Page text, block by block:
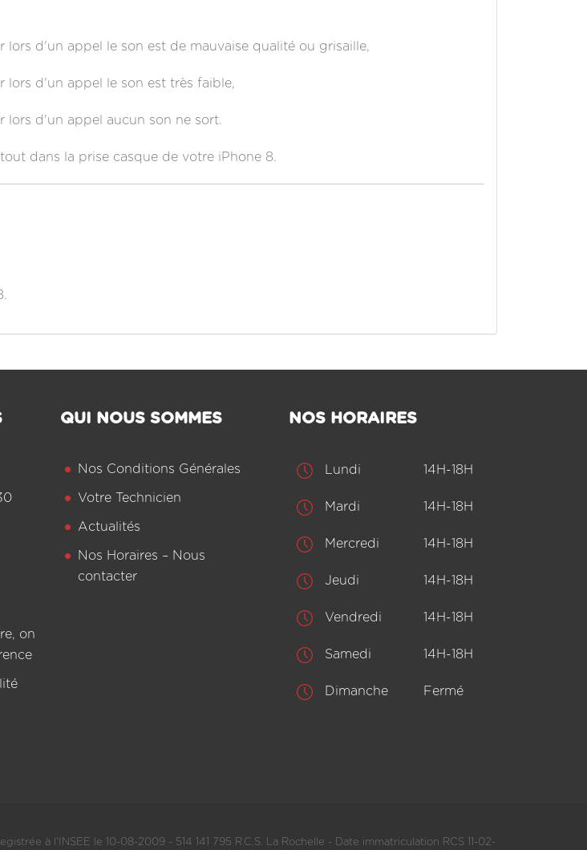
d'un appel le son est de mauvaise qualité ou grisaille,
lors d'un appel le son est très faible,
lors d'un appel aucun son ne sort.
dans la prise casque de votre iPhone 8.
on
QUI NOUS SOMMES
Nos Conditions Générales
Votre Technicien
Actualités
Nos Horaires – Nous
contacter
NOS HORAIRES
Lundi 14H-18H
Mardi 14H-18H
Mercredi 14H-18H
Jeudi 14H-18H
Vendredi 14H-18H
Samedi 14H-18H
Dimanche Fermé
à l'INSEE le 10-08-2009 - 514 141 795 R.C.S. La Rochelle - Date immatriculation RCS 11-02-